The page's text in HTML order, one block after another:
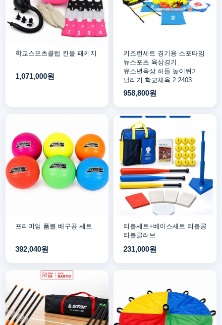
학교스포츠클럽 킨볼 패키지
1,071,000원
키즈런세트 경기용 스포타임
뉴스포츠 육상경기
유소년육상 허들 높이뛰기
달리기 학교체육 2 2403
958,800원
프리미엄 폼볼 배구공 세트
392,040원
티볼세트+베이스세트 티볼공
티볼글러브
231,000원